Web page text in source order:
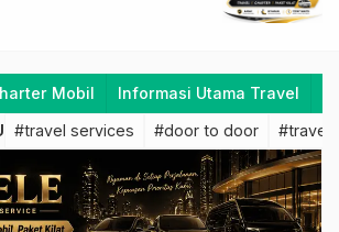
Mobil Informasi Utama Travel
#travel services #door to door #travel